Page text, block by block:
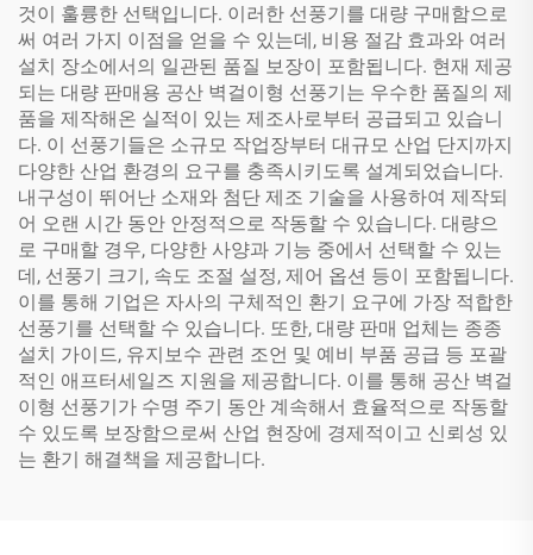
것이 훌륭한 선택입니다. 이러한 선풍기를 대량 구매함으로
써 여러 가지 이점을 얻을 수 있는데, 비용 절감 효과와 여러
설치 장소에서의 일관된 품질 보장이 포함됩니다. 현재 제공
되는 대량 판매용 공산 벽걸이형 선풍기는 우수한 품질의 제
품을 제작해온 실적이 있는 제조사로부터 공급되고 있습니
다. 이 선풍기들은 소규모 작업장부터 대규모 산업 단지까지
다양한 산업 환경의 요구를 충족시키도록 설계되었습니다.
내구성이 뛰어난 소재와 첨단 제조 기술을 사용하여 제작되
어 오랜 시간 동안 안정적으로 작동할 수 있습니다. 대량으
로 구매할 경우, 다양한 사양과 기능 중에서 선택할 수 있는
데, 선풍기 크기, 속도 조절 설정, 제어 옵션 등이 포함됩니다.
이를 통해 기업은 자사의 구체적인 환기 요구에 가장 적합한
선풍기를 선택할 수 있습니다. 또한, 대량 판매 업체는 종종
설치 가이드, 유지보수 관련 조언 및 예비 부품 공급 등 포괄
적인 애프터세일즈 지원을 제공합니다. 이를 통해 공산 벽걸
이형 선풍기가 수명 주기 동안 계속해서 효율적으로 작동할
수 있도록 보장함으로써 산업 현장에 경제적이고 신뢰성 있
는 환기 해결책을 제공합니다.